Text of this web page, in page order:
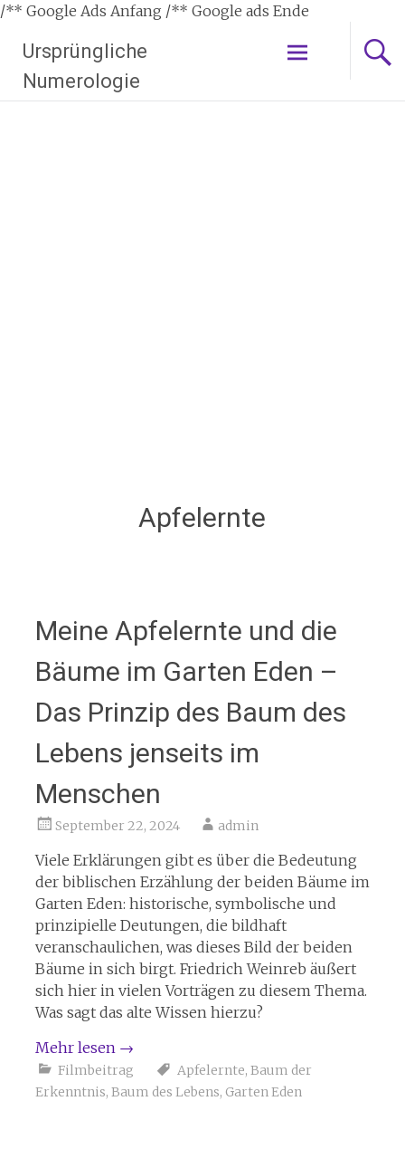
/** Google Ads Anfang /** Google ads Ende
Inhalt
springen
Ursprüngliche
Numerologie
Apfelernte
Meine Apfelernte und die
Bäume im Garten Eden –
Das Prinzip des Baum des
Lebens jenseits im
Menschen
September 22, 2024 admin
Viele Erklärungen gibt es über die Bedeutung
der biblischen Erzählung der beiden Bäume im
Garten Eden: historische, symbolische und
prinzipielle Deutungen, die bildhaft
veranschaulichen, was dieses Bild der beiden
Bäume in sich birgt. Friedrich Weinreb äußert
sich hier in vielen Vorträgen zu diesem Thema.
Was sagt das alte Wissen hierzu?
Mehr lesen →
Filmbeitrag Apfelernte, Baum der
Erkenntnis, Baum des Lebens, Garten Eden